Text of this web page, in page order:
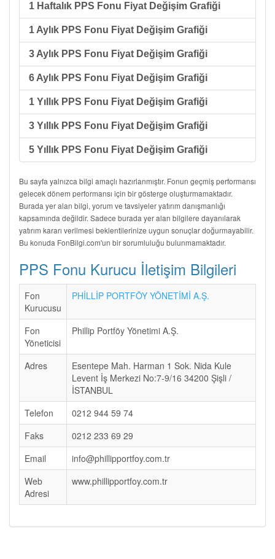
1 Haftalık PPS Fonu Fiyat Değişim Grafiği
1 Aylık PPS Fonu Fiyat Değişim Grafiği
3 Aylık PPS Fonu Fiyat Değişim Grafiği
6 Aylık PPS Fonu Fiyat Değişim Grafiği
1 Yıllık PPS Fonu Fiyat Değişim Grafiği
3 Yıllık PPS Fonu Fiyat Değişim Grafiği
5 Yıllık PPS Fonu Fiyat Değişim Grafiği
Bu sayfa yalnızca bilgi amaçlı hazırlanmıştır. Fonun geçmiş performansı
gelecek dönem performansı için bir gösterge oluşturmamaktadır.
Burada yer alan bilgi, yorum ve tavsiyeler yatırım danışmanlığı
kapsamında değildir. Sadece burada yer alan bilgilere dayanılarak
yatırım kararı verilmesi beklentilerinize uygun sonuçlar doğurmayabilir.
Bu konuda FonBilgi.com'un bir sorumluluğu bulunmamaktadır.
PPS Fonu Kurucu İletişim Bilgileri
Fon
Kurucusu
PHİLLİP PORTFÖY YÖNETİMİ A.Ş.
Fon
Yöneticisi
Phillip Portföy Yönetimi A.Ş.
Adres
Esentepe Mah. Harman 1 Sok. Nida Kule
Levent İş Merkezi No:7-9/16 34200 Şişli /
İSTANBUL
Telefon
0212 944 59 74
Faks
0212 233 69 29
Email
info@phillipportfoy.com.tr
Web
Adresi
www.phillipportfoy.com.tr